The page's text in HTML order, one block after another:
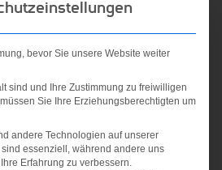
GREY/WHITE
30,00
Ursprünglicher
war:
15,00€
Aktueller
ist:
bevor Sie unsere Website weiter
sind und Ihre Zustimmung zu freiwilligen
Sie Ihre Erziehungsberechtigten um
andere Technologien auf unserer
essenziell, während andere uns
Erfahrung zu verbessern.